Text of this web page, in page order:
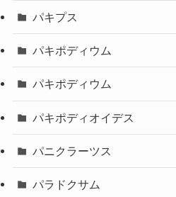
パキプス
パキポディウム
パキポディウム
パキポディオイデス
パニクラーツス
パラドクサム